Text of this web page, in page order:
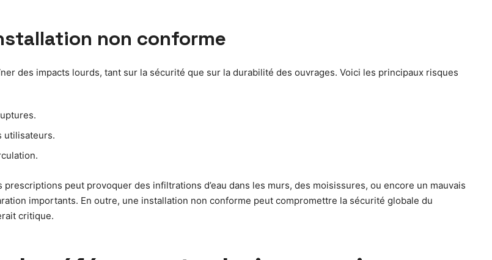
non conforme
des impacts lourds, tant sur la sécurité que sur la durabilité des ouvrages. Voici les principaux risques
utilisateurs.
peut provoquer des infiltrations d’eau dans les murs, des moisissures, ou encore un mauvais
importants. En outre, une installation non conforme peut compromettre la sécurité globale du
critique.